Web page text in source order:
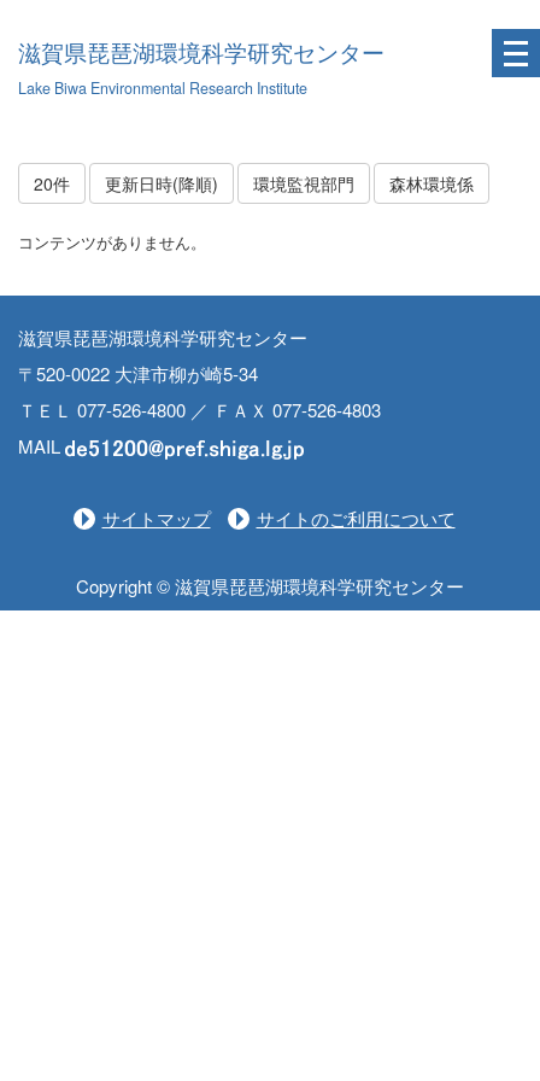
滋賀県琵琶湖環境科学研究センター
Lake Biwa Environmental Research Institute
20件 更新日時(降順) 環境監視部門 森林環境係
コンテンツがありません。
滋賀県琵琶湖環境科学研究センター
〒520-0022 大津市柳が崎5-34
ＴＥＬ 077-526-4800 ／ ＦＡＸ 077-526-4803
MAIL
サイトマップ サイトのご利用について
Copyright © 滋賀県琵琶湖環境科学研究センター